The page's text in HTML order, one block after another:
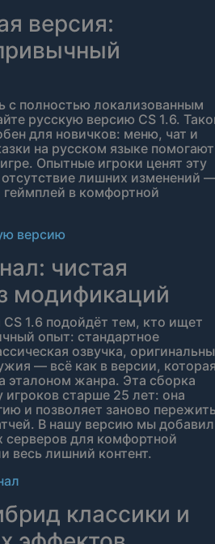
версия:
с полностью локализованным
русскую версию CS 1.6.
для новичков: меню, чат и
на русском языке помогают
Опытные игроки ценят эту
отсутствие лишних изменений
в комфортной
версию
чистая
модификаций
1.6 подойдёт тем, кто ищет
опыт: стандартное
озвучка,
— всё как в версии,
эталоном жанра. Эта сборка
игроков старше 25 лет: она
и позволяет заново
В нашу версию мы
серверов для комфортной
весь лишний контент.
классики и